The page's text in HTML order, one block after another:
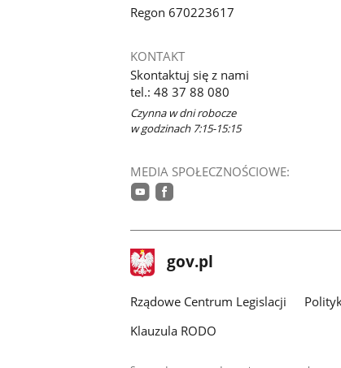
Regon 670223617
KONTAKT
Skontaktuj się z nami
tel.: 48 37 88 080
Czynna w dni robocze
w godzinach 7:15-15:15
MEDIA SPOŁECZNOŚCIOWE:
stopka
gov.pl Strona
gov.pl
Rządowe Centrum Legislacji
Klauzula RODO